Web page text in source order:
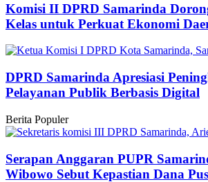
Komisi II DPRD Samarinda
Kelas untuk Perkuat Ekonomi
DPRD Samarinda Apresiasi
Pelayanan Publik Berbasis Digital
Berita Populer
Serapan Anggaran PUPR
Wibowo Sebut Kepastian Dana